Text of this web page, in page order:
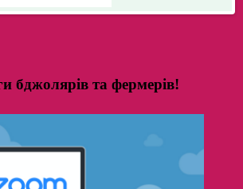
бджолярів та фермерів!